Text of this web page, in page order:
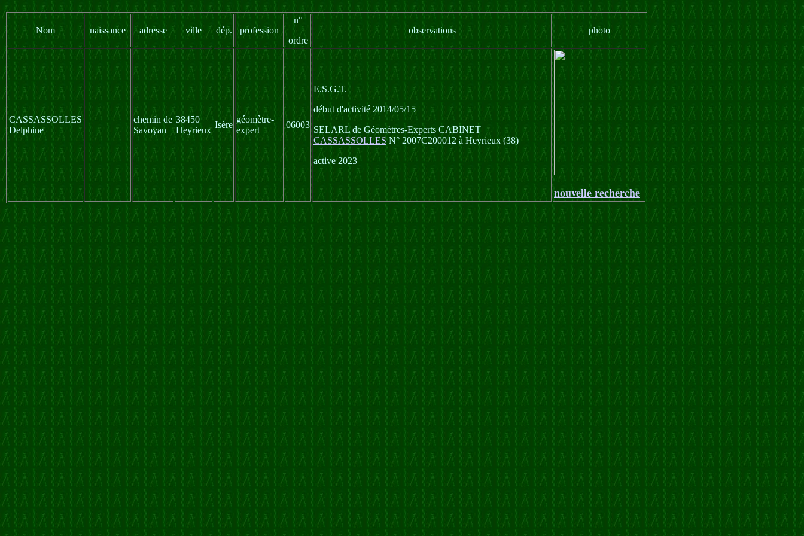
Nom naissance adresse ville dép. profession
n°
ordre
observations photo
CASSASSOLLES
Delphine
chemin de
Savoyan
38450
Heyrieux
Isère
géomètre-
expert
06003
E.S.G.T.
début d'activité 2014/05/15
SELARL de Géomètres-Experts CABINET
CASSASSOLLESN° 2007C200012 à Heyrieux (38)
active 2023
nouvelle recherche